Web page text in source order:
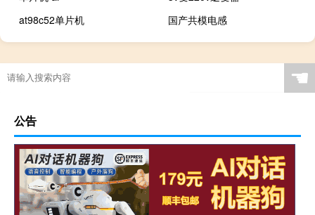
at98c52单片机
国产共模电感
☚
公告